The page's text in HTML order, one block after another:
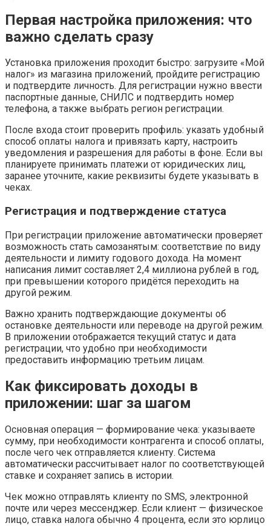
Первая настройка приложения: что
важно сделать сразу
Установка приложения проходит быстро: загрузите «Мой
налог» из магазина приложений, пройдите регистрацию
и подтвердите личность. Для регистрации нужно ввести
паспортные данные, СНИЛС и подтвердить номер
телефона, а также выбрать регион регистрации.
После входа стоит проверить профиль: указать удобный
способ оплаты налога и привязать карту, настроить
уведомления и разрешения для работы в фоне. Если вы
планируете принимать платежи от юридических лиц,
заранее уточните, какие реквизиты будете указывать в
чеках.
Регистрация и подтверждение статуса
При регистрации приложение автоматически проверяет
возможность стать самозанятым: соответствие по виду
деятельности и лимиту годового дохода. На момент
написания лимит составляет 2,4 миллиона рублей в год,
при превышении которого придётся переходить на
другой режим.
Важно хранить подтверждающие документы об
остановке деятельности или переводе на другой режим.
В приложении отображается текущий статус и дата
регистрации, что удобно при необходимости
предоставить информацию третьим лицам.
Как фиксировать доходы в
приложении: шаг за шагом
Основная операция — формирование чека: указываете
сумму, при необходимости контрагента и способ оплаты,
после чего чек отправляется клиенту. Система
автоматически рассчитывает налог по соответствующей
ставке и сохраняет запись в истории.
Чек можно отправлять клиенту по SMS, электронной
почте или через мессенджер. Если клиент — физическое
лицо, ставка налога обычно 4 процента, если это юрлицо